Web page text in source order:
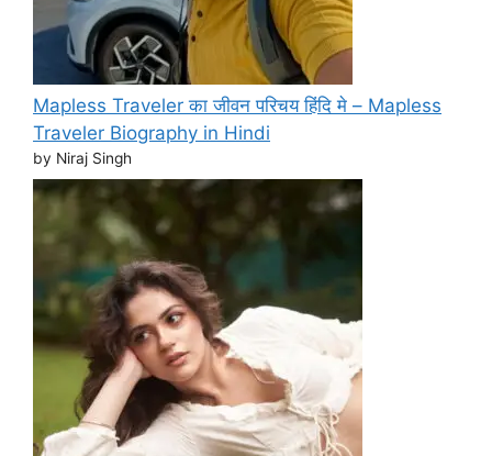
Mapless Traveler का जीवन परिचय हिंदि मे – Mapless
Traveler Biography in Hindi
by Niraj Singh